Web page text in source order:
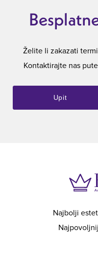
Želite li zakazati
Kontaktirajte nas
Upit
Najbolji